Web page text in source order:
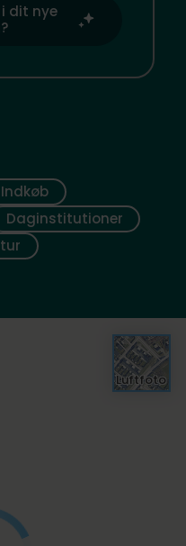
dit nye
Indkøb
Daginstitutioner
Luftfoto